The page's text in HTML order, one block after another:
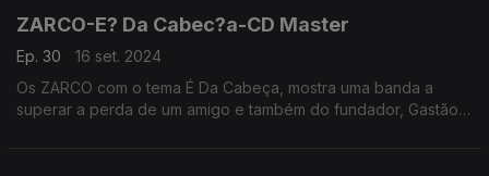
ZARCO-E? Da Cabec?a-CD Master
Ep. 30
16 set. 2024
Os ZARCO com o tema É Da Cabeça, mostra uma banda a
superar a perda de um amigo e também do fundador, Gastão